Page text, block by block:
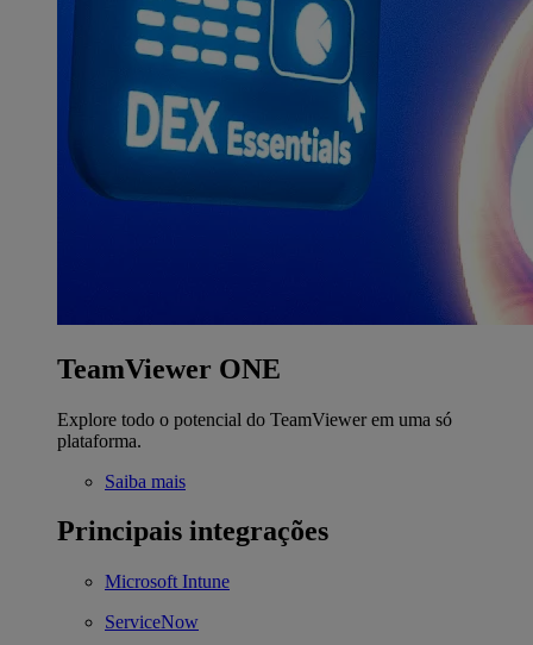
TeamViewer ONE
Explore todo o potencial do TeamViewer em uma só
plataforma.
Saiba mais
Principais integrações
Microsoft Intune
ServiceNow